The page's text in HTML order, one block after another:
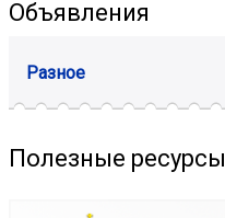
Объявления
Разное
Полезные ресурсы